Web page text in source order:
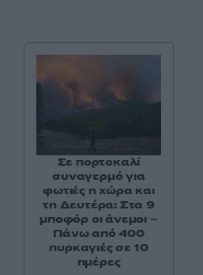
Σε πορτοκαλί
συναγερμό για
φωτιές η χώρα και
τη Δευτέρα: Στα 9
μποφόρ οι άνεμοι –
Πάνω από 400
πυρκαγιές σε 10
ημέρες